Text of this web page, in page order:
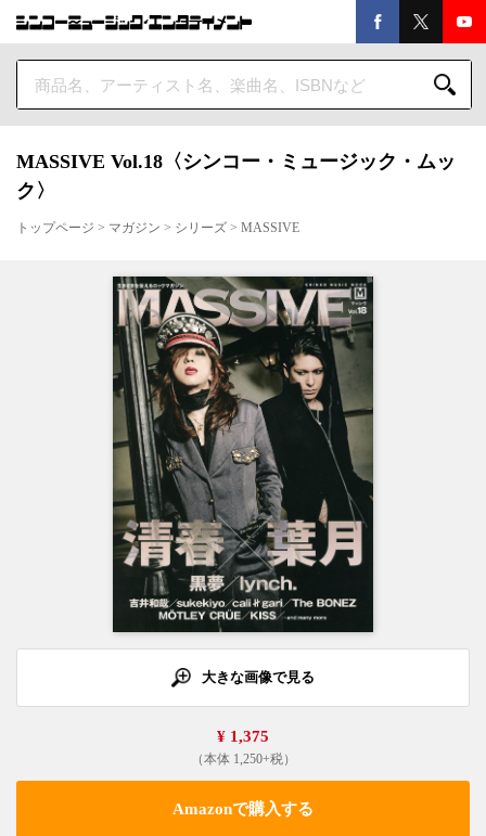
MASSIVE Vol.18〈シンコー・ミュージック・ムッ
ク〉
トップページ > マガジン > シリーズ > MASSIVE
大きな画像で見る
¥ 1,375
（本体 1,250+税）
Amazonで購入する